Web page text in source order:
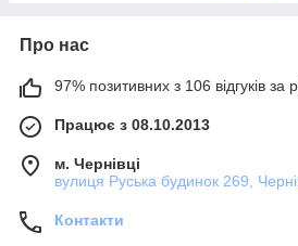
Про нас
97% позитивних з 106 відгуків за
Працює з 08.10.2013
м. Чернівці
вулиця Руська будинок 269,
Контакти